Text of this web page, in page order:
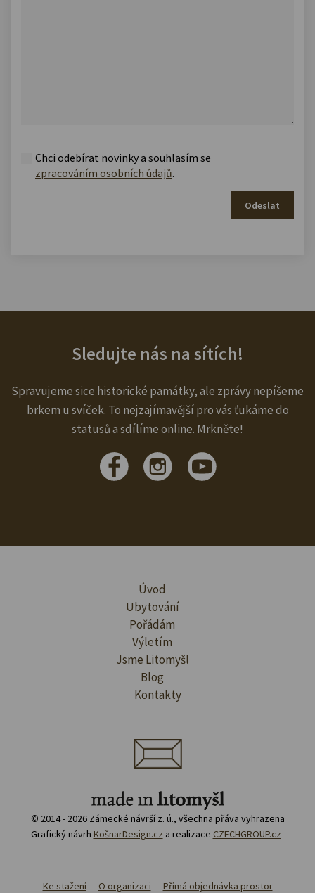
Chci odebírat novinky a souhlasím se
zpracováním osobních údajů.
Odeslat
Sledujte nás na sítích!
Spravujeme sice historické památky, ale zprávy nepíšeme
brkem u svíček. To nejzajímavější pro vás ťukáme do
statusů a sdílíme online. Mrkněte!
Úvod
Ubytování
Pořádám
Výletím
Jsme Litomyšl
Blog
Kontakty
© 2014 - 2026 Zámecké návrší z. ú., všechna přáva vyhrazena
Grafický návrh KošnarDesign.cz a realizace CZECHGROUP.cz
Ke stažení O organizaci Přímá objednávka prostor